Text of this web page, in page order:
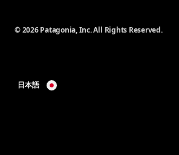
© 2026 Patagonia, Inc. All Rights Reserved.
日本語